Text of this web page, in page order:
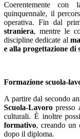
Coerentemente con
quinquennale, il
operativa. Fin dal
straniera, mentre le
discipline dedicate al
e alla progettazione di
Formazione scuola-
A partire dal secondo
Scuola-Lavoro presso
culturali. È inoltre
formativo, creando un
dopo il diploma.